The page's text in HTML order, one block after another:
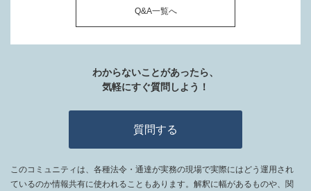
Q&A一覧へ
わからないことがあったら、
気軽にすぐ質問しよう！
質問する
このコミュニティは、各種法令・通達が実務の現場で実際にはどう運用され
ているのか情報共有に使われることもあります。解釈に幅があるものや、関